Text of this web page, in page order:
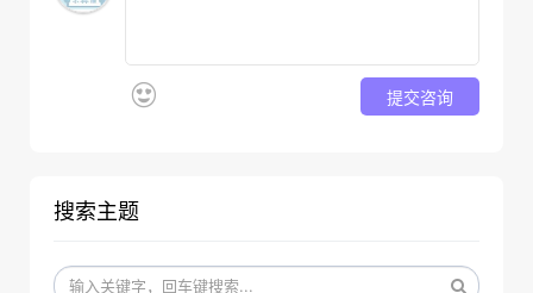
提交咨询
搜索主题